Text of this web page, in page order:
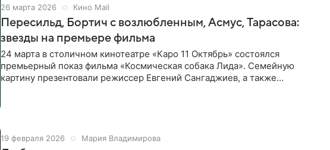
26 марта 2026 Кино Mail
Пересильд, Бортич с возлюбленным, Асмус, Тарасова:
звезды на премьере фильма
24 марта в столичном кинотеатре «Каро 11 Октябрь» состоялся
премьерный показ фильма «Космическая собака Лида». Семейную
картину презентовали режиссер Евгений Сангаджиев, а также
19 февраля 2026 Мария Владимирова